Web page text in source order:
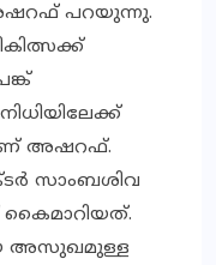
പറയുന്നു.
അഷറഫ്.
സാംബശിവ
അസുഖമുള്ള